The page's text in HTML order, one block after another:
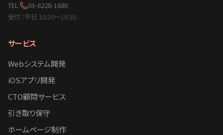
TEL:
03-6228-1680
受付：平日 10:30〜16:30
サービス
Webシステム開発
iOSアプリ開発
CTO顧問サービス
引き取り保守
ホームページ制作